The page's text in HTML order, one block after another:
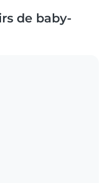
de baby-